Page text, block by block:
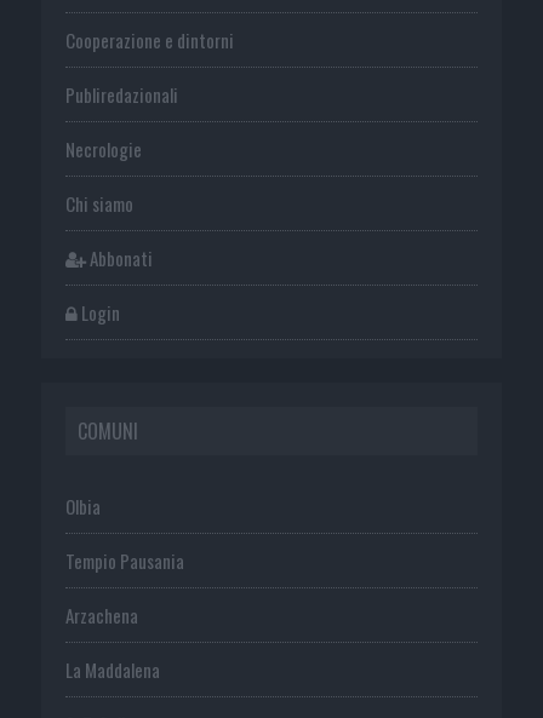
Cooperazione e dintorni
Publiredazionali
Necrologie
Chi siamo
Abbonati
Login
COMUNI
Olbia
Tempio Pausania
Arzachena
La Maddalena